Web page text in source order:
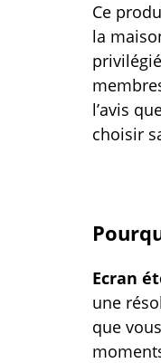
Ce
la
l’avis
choisir
Ecran
une
que